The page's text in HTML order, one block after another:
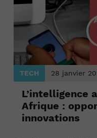
TECH 28 janvier
L’intelligence
Afrique :
innovations